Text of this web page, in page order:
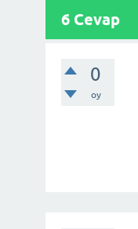
6 Cevap
0
oy